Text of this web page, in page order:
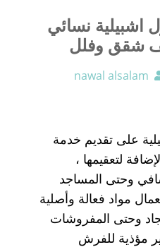
اشبيلية نسائي
nawal alsalam
على تقديم خدمة
لتعقيمها ،
وحتى المساجد
مواد فعالة وأصلية
وحتى المفروشات
مؤذية للفرش